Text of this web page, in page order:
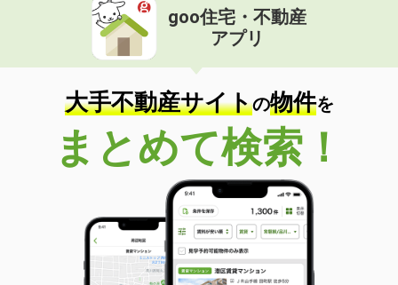
goo住宅・不動産
アプリ
大手不動産サイトの物件を
まとめて検索！